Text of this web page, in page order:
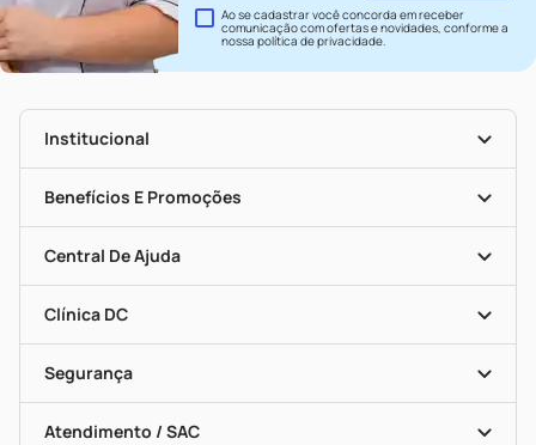
Ao se cadastrar você concorda em receber
comunicação com ofertas e novidades, conforme a
nossapolítica de privacidade.
Institucional
História
Nossas Lojas
Seja Uma Loja Parceira
Mapa De Categorias
Benefícios E Promoções
Clube DC
Convênios
Programa Popular Do Brasil
Encarte De Ofertas
Dermaclub
Cupons E Ofertas
Black Friday
Central De Ajuda
Entrega
Recompra Programada
Alomed
Formas De Pagamento
Troca E Devolução
Bulas De A A Z
Políticas De Marketplace
Clínica DC
Vacinas
Serviços Farmacêuticos
Testes Rápidos
Autoteste Covid-19
Vacinas
Segurança
Certificado De Segurança
Portal Da Privacidade
Atendimento / SAC